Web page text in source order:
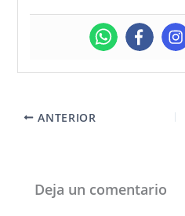
ANTERIOR
Deja un comentario